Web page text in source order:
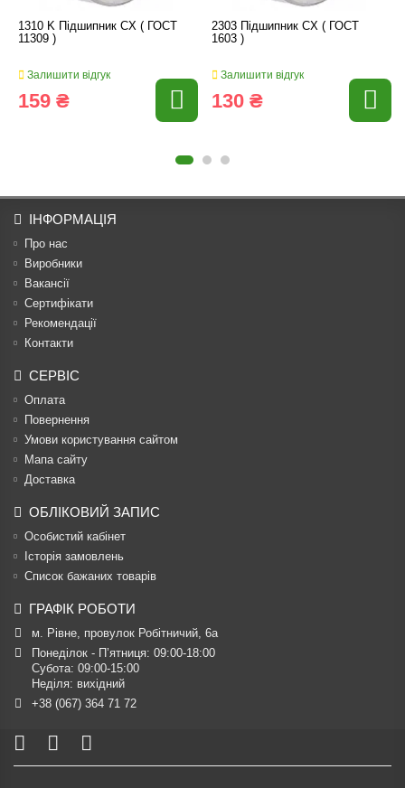
1310 K Підшипник CX ( ГОСТ
11309 )
Залишити відгук
159 ₴
2303 Підшипник CX ( ГОСТ
1603 )
Залишити відгук
130 ₴
ІНФОРМАЦІЯ
Про нас
Виробники
Вакансії
Сертифікати
Рекомендації
Контакти
СЕРВІС
Оплата
Повернення
Умови користування сайтом
Мапа сайту
Доставка
ОБЛІКОВИЙ ЗАПИС
Особистий кабінет
Історія замовлень
Список бажаних товарів
ГРАФІК РОБОТИ
м. Рівне, провулок Робітничий, 6а
Понеділок - П’ятниця: 09:00-18:00
Субота: 09:00-15:00
Неділя: вихідний
+38 (067) 364 71 72